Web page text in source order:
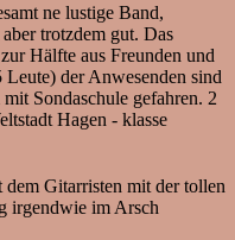
ne lustige Band,
trotzdem gut. Das
Hälfte aus Freunden und
der Anwesenden sind
Sondaschule gefahren. 2
Hagen - klasse
Gitarristen mit der tollen
irgendwie im Arsch